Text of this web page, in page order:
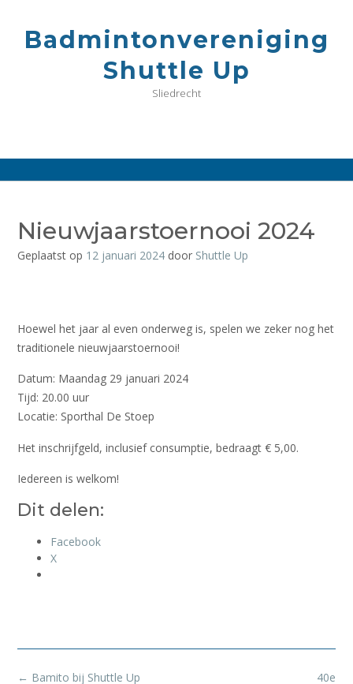
n
Badmintonvereniging
Shuttle Up
Sliedrecht
Nieuwjaarstoernooi 2024
Geplaatst op 12 januari 2024 door Shuttle Up
Hoewel het jaar al even onderweg is, spelen we zeker nog het
traditionele nieuwjaarstoernooi!
Datum: Maandag 29 januari 2024
Tijd: 20.00 uur
Locatie: Sporthal De Stoep
Het inschrijfgeld, inclusief consumptie, bedraagt € 5,00.
Iedereen is welkom!
Dit delen:
Facebook
X
Bericht
40e
← Bamito bij Shuttle Up